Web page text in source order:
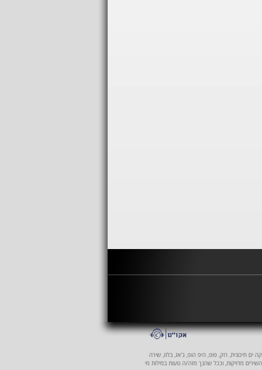
ים תיכונית, רוק, פופ, היפ הופ, ג'אז, בלוז, שירה
השירים מדויקות, וככל שהנך מזה/ה טעות במילות מי